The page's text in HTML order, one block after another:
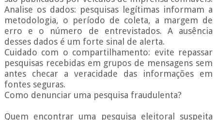
Analise os dados: pesquisas legítimas informam a
metodologia, o período de coleta, a margem de
erro e o número de entrevistados. A ausência
desses dados é um forte sinal de alerta.
Cuidado com o compartilhamento: evite repassar
pesquisas recebidas em grupos de mensagens sem
antes checar a veracidade das informações em
fontes seguras.
Como denunciar uma pesquisa fraudulenta?
Quem encontrar uma pesquisa eleitoral suspeita